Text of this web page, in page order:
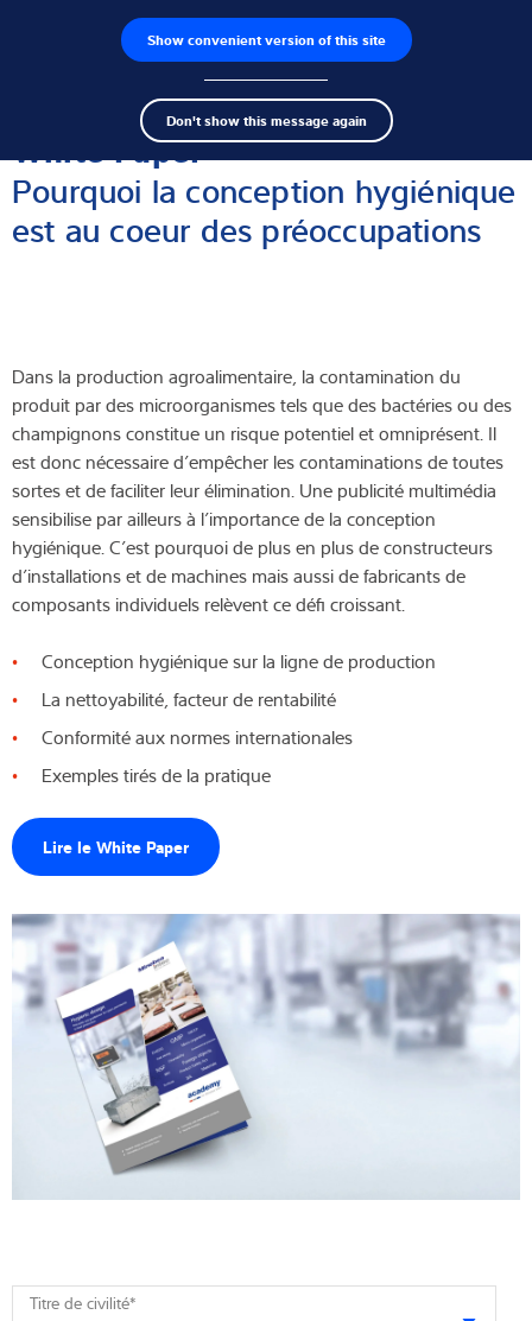
Show convenient version of this site
Don't show this message again
Recherche de produits Emplois
Search
term
Capteurs de pesage
Électroniques de pesage
Balances industrielles
Solutions individuelles
Service
Solutions Industrielles
Expertise et connaissances
Actualités
White Paper
Pourquoi la conception hygiénique
est au coeur des préoccupations
Dans la production agroalimentaire, la contamination du
produit par des microorganismes tels que des bactéries ou des
champignons constitue un risque potentiel et omniprésent. Il
est donc nécessaire d’empêcher les contaminations de toutes
sortes et de faciliter leur élimination. Une publicité multimédia
sensibilise par ailleurs à l’importance de la conception
hygiénique. C’est pourquoi de plus en plus de constructeurs
d’installations et de machines mais aussi de fabricants de
composants individuels relèvent ce défi croissant.
Conception hygiénique sur la ligne de production
La nettoyabilité, facteur de rentabilité
Conformité aux normes internationales
Exemples tirés de la pratique
Lire le White Paper
Titre de civilité*